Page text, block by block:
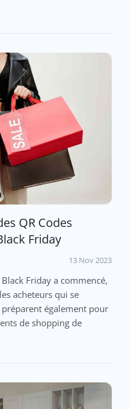
QR Codes
Friday
13 Nov 2023
Friday a commencé,
acheteurs qui se
également pour
de shopping de